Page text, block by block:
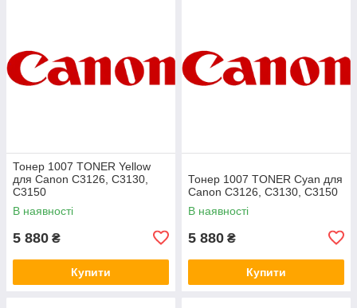
Тонер 1007 TONER Yellow
для Canon C3126, C3130,
C3150
В наявності
5 880 ₴
Купити
Тонер 1007 TONER Cyan для
Canon C3126, C3130, C3150
В наявності
5 880 ₴
Купити